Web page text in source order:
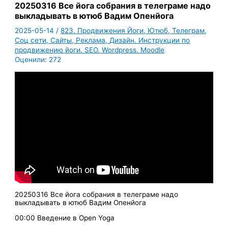
20250316 Все йога собрания в телеграме надо
выкладывать в ютюб Вадим Опенйога
2025-05-14/823. Продвижения Йоги, Ютюб, Телеграм,
Соц сети, Сайты, Реклама, Дизайн. Инструкции по
продвижению йоги. SEO. Wordpress. Moodle
Оценили: 272
20250316 Все йога собрания в телеграме надо
выкладывать в ютюб Вадим Опенйога
00:00 Введение в Open Yoga